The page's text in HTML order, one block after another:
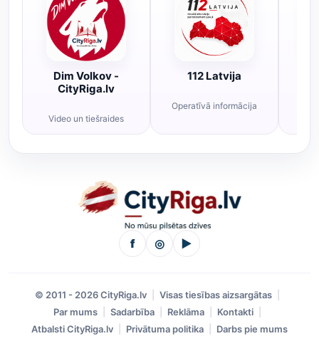
Dim Volkov -
CityRiga.lv
Video un tiešraides
112 Latvija
Operatīvā informācija
f ◎ ▶
© 2011 - 2026 CityRiga.lv
Visas tiesības aizsargātas
Par mums
Sadarbība Reklāma
Kontakti
Atbalsti CityRiga.lv
Privātuma politika Darbs pie mums